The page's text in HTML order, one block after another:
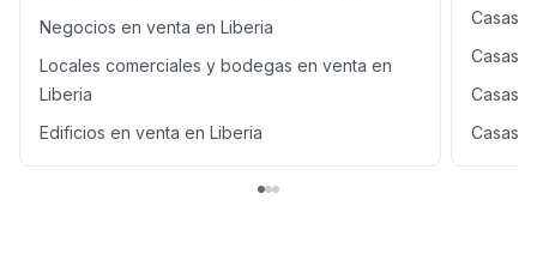
USD 440 000 Características principales: Lote: 375 m²
Construcción: 248 m² Habitaciones: 4 Baños: 5 Cochera:
2 vehículos Cocina equipada Condominio con
seguridad 24/7 Amenidades familiares Pet friendly
Negocios en venta en Liberia
Locales comerciales y bodegas en venta en
Liberia
Edificios en venta en Liberia
Casas
Casas
Casas
Casas